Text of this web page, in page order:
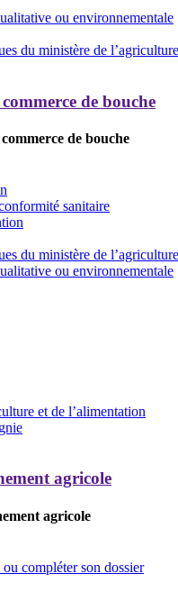
ou environnementale
du ministère de l’agriculture
de bouche
de bouche
sanitaire
du ministère de l’agriculture
ou environnementale
et de l’alimentation
agricole
agricole
ou compléter son dossier